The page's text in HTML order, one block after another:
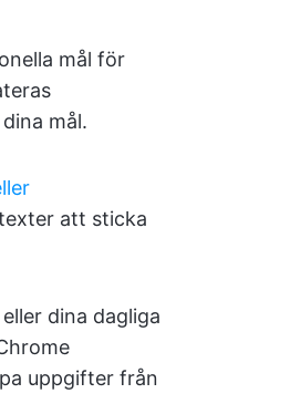
mål för
mål.
att sticka
dina dagliga
uppgifter från